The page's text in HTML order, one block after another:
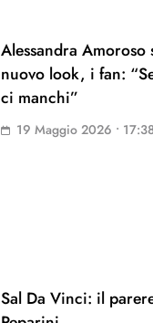
Alessandra Amoroso
nuovo look, i fan:
ci manchi”
19 Maggio 2026 •
Sal Da Vinci: il